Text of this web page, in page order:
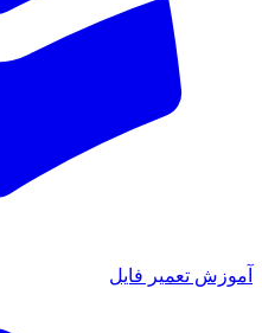
آموزش تعمیر فایل